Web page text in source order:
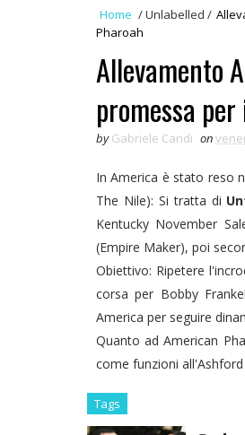
Home /Unlabelled /
Pharoah
Allevamento
promessa
by Gabriele Candi on
In America è stato reso
The Nile): Si tratta di
Kentucky November
(Empire Maker), poi
Obiettivo: Ripetere
corsa per Bobby
America per seguire
Quanto ad American
come funzioni
Tags